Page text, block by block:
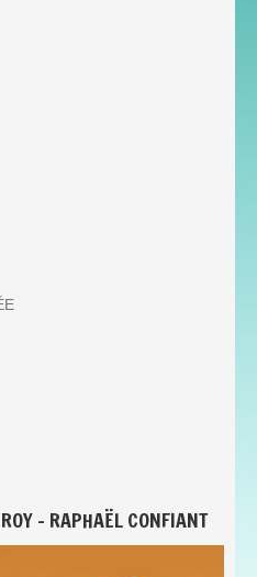
- RAPHAËL CONFIANT